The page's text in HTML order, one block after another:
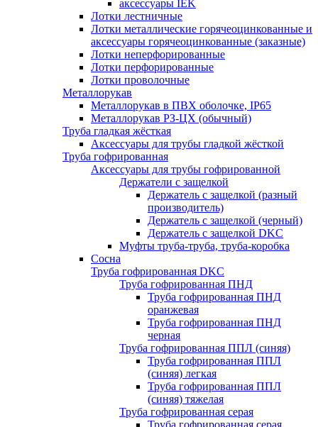
аксессуары IEK
Лотки лестничные
Лотки металлические горячеоцинкованные и
аксессуары горячеоцинкованные (заказные)
Лотки неперфорированные
Лотки перфорированные
Лотки проволочные
Металлорукав
Металлорукав в ПВХ оболочке, IP65
Металлорукав РЗ-ЦХ (обычный)
Труба гладкая жёсткая
Аксессуары для трубы гладкой жёсткой
Труба гофрированная
Аксессуары для трубы гофрированной
Держатели с защелкой
Держатель с защелкой (разный
производитель)
Держатель с защелкой (черный)
Держатель с защелкой DKC
Муфты труба-труба, труба-коробка
Сосна
Труба гофрированная DKC
Труба гофрированная ПНД
Труба гофрированная ПНД
оранжевая
Труба гофрированная ПНД
черная
Труба гофрированная ППЛ (синяя)
Труба гофрированная ППЛ
(синяя) легкая
Труба гофрированная ППЛ
(синяя) тяжелая
Труба гофрированная серая
Труба гофрированная серая